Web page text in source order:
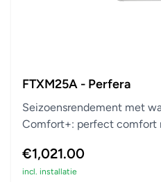
FTXM25A - Perfera
Seizoensrendement met
Comfort+: perfect comfort
€1,021.00
incl. installatie